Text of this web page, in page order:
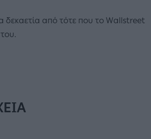
δεκαετία από τότε που το Wallstreet